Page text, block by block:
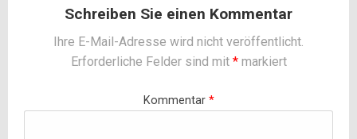
Schreiben Sie einen Kommentar
Ihre E-Mail-Adresse wird nicht veröffentlicht.
Erforderliche Felder sind mit *markiert
Kommentar *